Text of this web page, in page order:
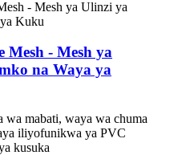
Mesh - Mesh ya
na Waya ya
wa mabati, waya wa chuma
iliyofunikwa ya PVC
kusuka